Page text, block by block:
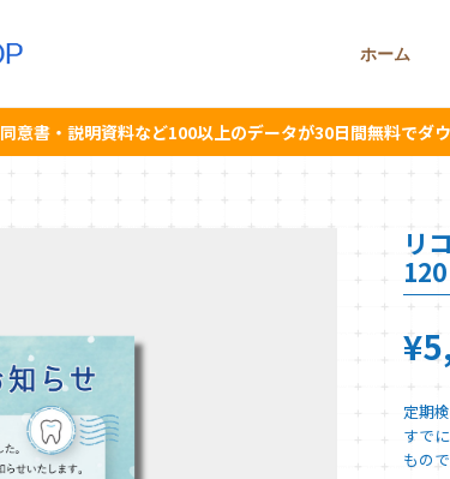
ホーム
同意書・説明資料など100以上のデータが30日間無料でダ
リ
定期
すで
もので